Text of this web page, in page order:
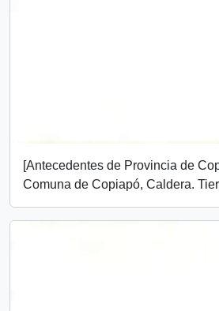
[Antecedentes de Provincia de
Comuna de Copiapó, Caldera.